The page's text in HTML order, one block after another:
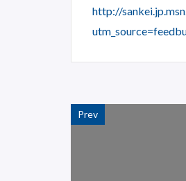
http://
Prev